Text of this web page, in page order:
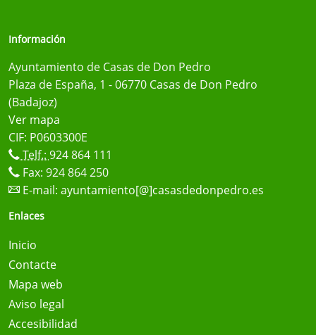
Información
Ayuntamiento de Casas de Don Pedro
Plaza de España, 1 - 06770 Casas de Don Pedro
(Badajoz)
Ver mapa
CIF: P0603300E
Telf.: 924 864 111
Fax: 924 864 250
E-mail: ayuntamiento[@]casasdedonpedro.es
Enlaces
Inicio
Contacte
Mapa web
Aviso legal
Accesibilidad